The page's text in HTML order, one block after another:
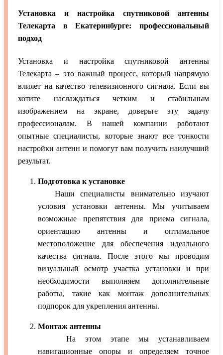
Установка и настройка спутниковой антенны
Телекарта в Екатеринбурге: профессиональный
подход
Установка и настройка спутниковой антенны
Телекарта – это важный процесс, который напрямую
влияет на качество телевизионного сигнала. Если вы
хотите наслаждаться четким и стабильным
изображением на экране, доверьте эту задачу
профессионалам. В нашей компании работают
опытные специалисты, которые знают все тонкости
настройки антенн и помогут вам получить наилучший
результат.
Подготовка к установке
Наши специалисты внимательно изучают
условия установки антенны. Мы учитываем
возможные препятствия для приема сигнала,
ориентацию антенны и оптимальное
местоположение для обеспечения идеального
качества сигнала. После этого мы проводим
визуальный осмотр участка установки и при
необходимости выполняем дополнительные
работы, такие как монтаж дополнительных
подпорок для укрепления антенны.
Монтаж антенны
На этом этапе мы устанавливаем
навигационные опоры и определяем точное